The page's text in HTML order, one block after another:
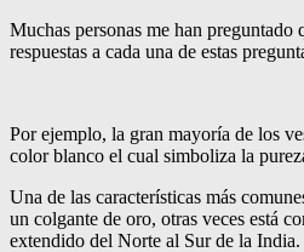
Muchas personas me han preguntado
respuestas a cada una de estas
Por ejemplo, la gran mayoría de los
color blanco el cual simboliza la
Una de las características más
un colgante de oro, otras veces está
extendido del Norte al Sur de la India.